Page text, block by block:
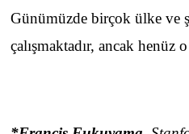
Günümüzde birçok ülke ve
çalışmaktadır, ancak henüz